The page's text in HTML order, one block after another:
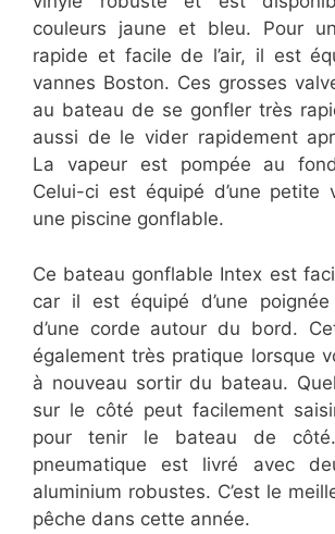
couleurs jaune et bleu. Pour
rapide et facile de l’air, il est
vannes Boston. Ces grosses
au bateau de se gonfler très
aussi de le vider rapidement
La vapeur est pompée au
Celui-ci est équipé d’une petite
une piscine gonflable.
Ce bateau gonflable Intex est
car il est équipé d’une
d’une corde autour du bord.
également très pratique lorsque
à nouveau sortir du bateau.
sur le côté peut facilement
pour tenir le bateau de
pneumatique est livré avec
aluminium robustes. C’est le
pêche dans cette année.